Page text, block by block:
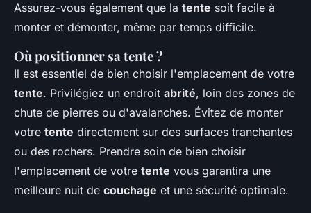
Assurez-vous également que la tente soit facile à
monter et démonter, même par temps difficile.
Où positionner sa tente ?
Il est essentiel de bien choisir l'emplacement de votre
tente. Privilégiez un endroit abrité, loin des zones de
chute de pierres ou d'avalanches. Évitez de monter
votre tente directement sur des surfaces tranchantes
ou des rochers. Prendre soin de bien choisir
l'emplacement de votre tente vous garantira une
meilleure nuit de couchage et une sécurité optimale.